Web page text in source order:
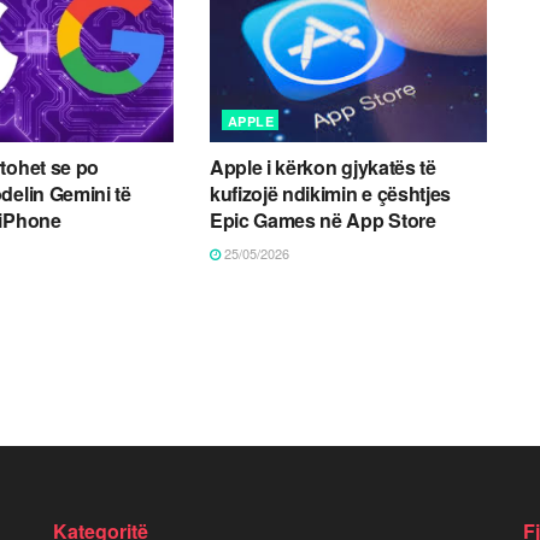
se po
Gemini të
APPLE
Apple i kërkon gjykatës të
kufizojë ndikimin e çështjes
Epic Games në App Store
25/05/2026
Kategoritë